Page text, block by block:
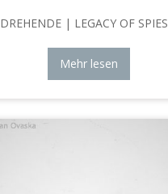
DREHENDE | LEGACY OF SPIES
Mehr lesen